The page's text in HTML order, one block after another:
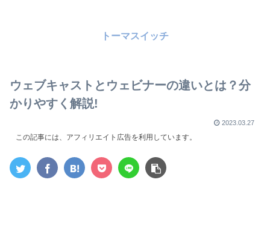
トーマスイッチ
ウェブキャストとウェビナーの違いとは？分
かりやすく解説!
2023.03.27
この記事には、アフィリエイト広告を利用しています。